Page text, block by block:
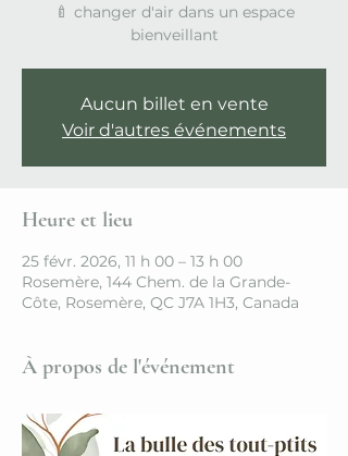
🍼 changer d'air dans un espace
bienveillant
Aucun billet en vente
Voir d'autres événements
Heure et lieu
25 févr. 2026, 11 h 00 – 13 h 00
Rosemère, 144 Chem. de la Grande-
Côte, Rosemère, QC J7A 1H3, Canada
À propos de l'événement